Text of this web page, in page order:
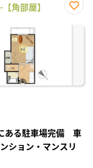
角部屋】
に入
ある駐車場完備 車
ション・マンスリ